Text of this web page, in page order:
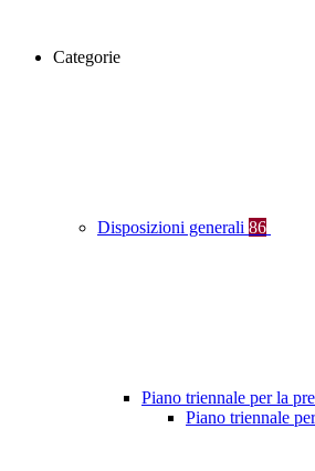
Categorie
Disposizioni generali 86
Piano triennale per la
Piano triennale